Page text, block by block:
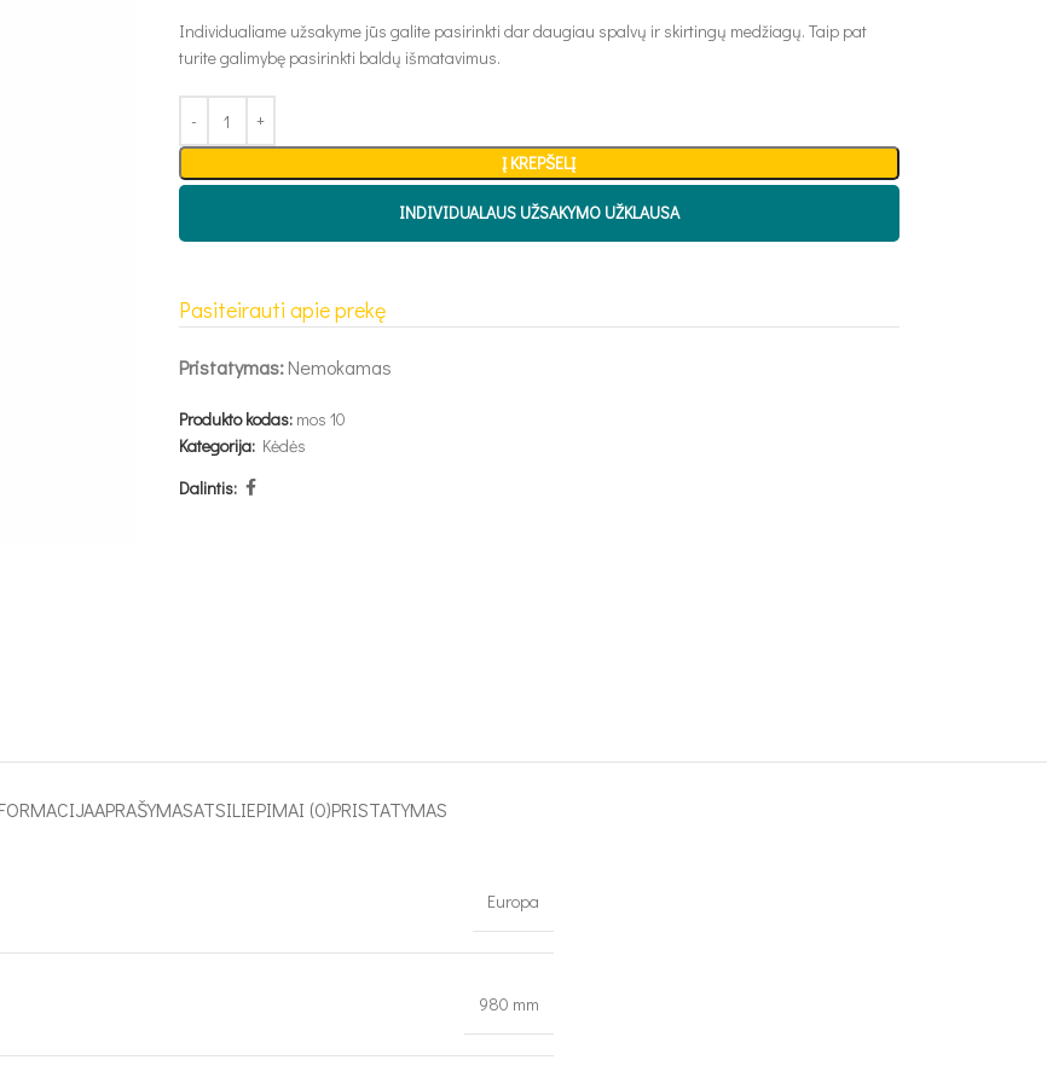
Individualiame užsakyme jūs galite pasirinkti dar daugiau spalvų ir skirtingų medžiagų. Taip pat
turite galimybę pasirinkti baldų išmatavimus.
Į KREPŠELĮ
INDIVIDUALAUS UŽSAKYMO UŽKLAUSA
Pasiteirauti apie prekę
Pristatymas:Nemokamas
Produkto kodas: mos 10
Kategorija: Kėdės
Dalintis:
APRAŠYMASATSILIEPIMAI (0)PRISTATYMAS
Europa
980 mm